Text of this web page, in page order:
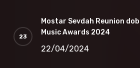
Mostar Sevdah Reunion
Music Awards 2024
22/04/2024